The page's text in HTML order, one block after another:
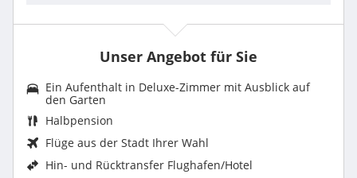
Unser Angebot für Sie
Ein Aufenthalt in Deluxe-Zimmer mit Ausblick auf
den Garten
Halbpension
Flüge aus der Stadt Ihrer Wahl
Hin- und Rücktransfer Flughafen/Hotel